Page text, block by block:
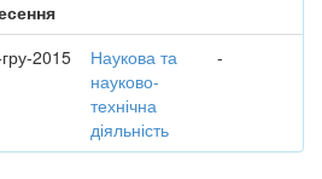
2015
Наукова та
науково-
технічна
діяльність
-